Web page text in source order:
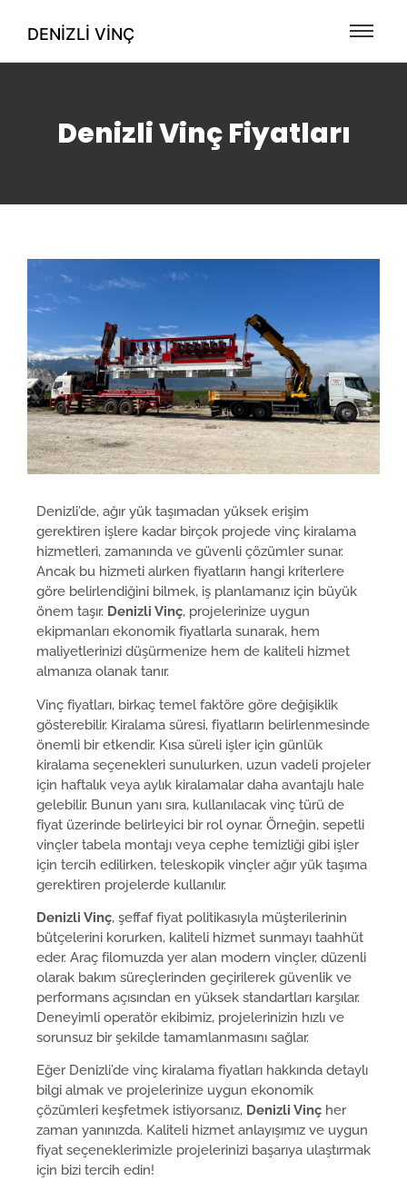
DENIZLI VINÇ
Denizli Vinç Fiyatları
Denizli’de, ağır yük taşımadan yüksek erişim
gerektiren işlere kadar birçok projede vinç kiralama
hizmetleri, zamanında ve güvenli çözümler sunar.
Ancak bu hizmeti alırken fiyatların hangi kriterlere
göre belirlendiğini bilmek, iş planlamanız için büyük
önem taşır. Denizli Vinç, projelerinize uygun
ekipmanları ekonomik fiyatlarla sunarak, hem
maliyetlerinizi düşürmenize hem de kaliteli hizmet
almanıza olanak tanır.
Vinç fiyatları, birkaç temel faktöre göre değişiklik
gösterebilir. Kiralama süresi, fiyatların belirlenmesinde
önemli bir etkendir. Kısa süreli işler için günlük
kiralama seçenekleri sunulurken, uzun vadeli projeler
için haftalık veya aylık kiralamalar daha avantajlı hale
gelebilir. Bunun yanı sıra, kullanılacak vinç türü de
fiyat üzerinde belirleyici bir rol oynar. Örneğin, sepetli
vinçler tabela montajı veya cephe temizliği gibi işler
için tercih edilirken, teleskopik vinçler ağır yük taşıma
gerektiren projelerde kullanılır.
Denizli Vinç, şeffaf fiyat politikasıyla müşterilerinin
bütçelerini korurken, kaliteli hizmet sunmayı taahhüt
eder. Araç filomuzda yer alan modern vinçler, düzenli
olarak bakım süreçlerinden geçirilerek güvenlik ve
performans açısından en yüksek standartları karşılar.
Deneyimli operatör ekibimiz, projelerinizin hızlı ve
sorunsuz bir şekilde tamamlanmasını sağlar.
Eğer Denizli’de vinç kiralama fiyatları hakkında detaylı
bilgi almak ve projelerinize uygun ekonomik
çözümleri keşfetmek istiyorsanız, Denizli Vinç her
zaman yanınızda. Kaliteli hizmet anlayışımız ve uygun
fiyat seçeneklerimizle projelerinizi başarıya ulaştırmak
için bizi tercih edin!